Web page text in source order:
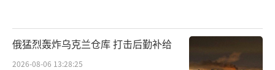
俄猛烈轰炸乌克兰仓库 打击后勤补给
2026-08-06 13:28:25